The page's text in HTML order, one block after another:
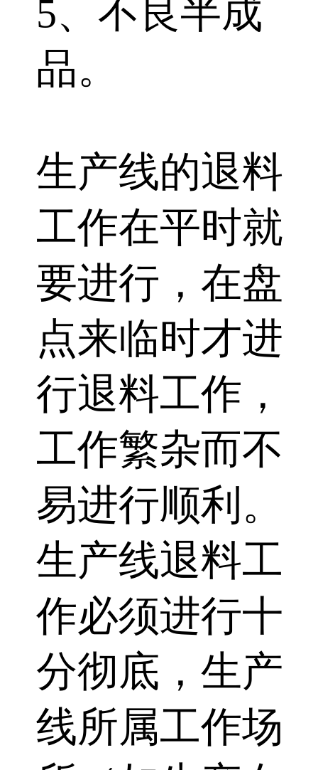
5、不良半成
品。
生产线的退料
工作在平时就
要进行，在盘
点来临时才进
行退料工作，
工作繁杂而不
易进行顺利。
生产线退料工
作必须进行十
分彻底，生产
线所属工作场